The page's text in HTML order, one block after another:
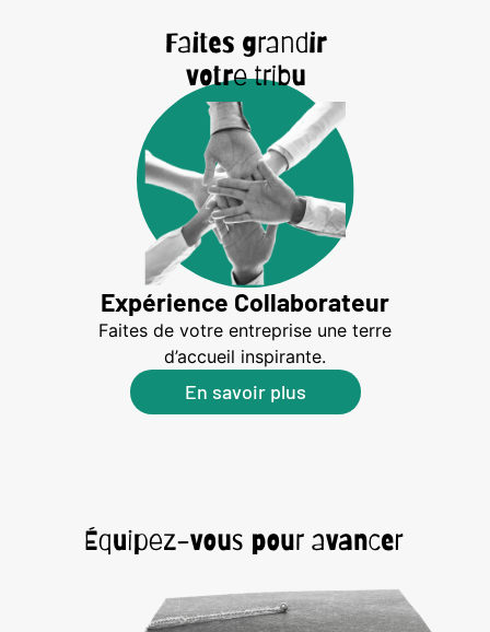
Expérience Collaborateur
Faites de votre entreprise une terre
d’accueil inspirante.
En savoir plus